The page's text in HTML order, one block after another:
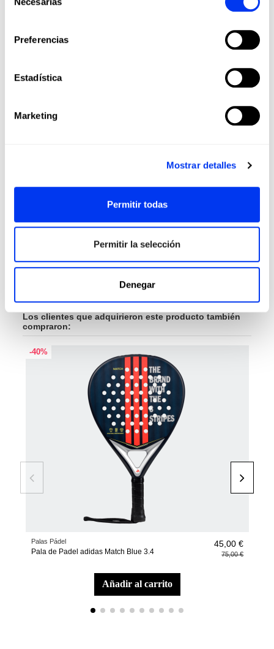
Preferencias
Estadística
Marketing
Mostrar detalles
Permitir todas
Permitir la selección
Denegar
Recogepelotas Ball Speed RX
añadir al carrito
Los clientes que adquirieron este producto también
compraron:
-40%
Palas Pádel
Pala de Padel adidas Match Blue 3.4
45,00 €
75,00 €
añadir al carrito